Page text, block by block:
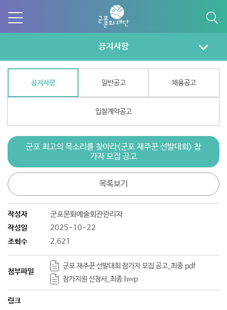
공지사항
공지사항 일반공고 채용공고
입찰계약공고
군포 최고의 목소리를 찾아라<군포 재주꾼 선발대회> 참
가자 모집 공고
목록보기
작성자
군포문화예술회관관리자
작성일
2025-10-22
조회수
2,621
첨부파일
군포 재주꾼 선발대회 참가자 모집 공고_최종.pdf
참가지원 신청서_최종.hwp
링크